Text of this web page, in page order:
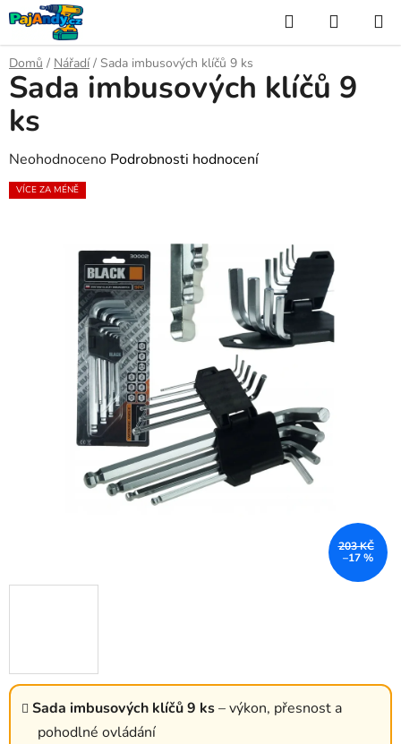
Přejít
na
obsah
Hledat
KOŠÍK
Domů / Nářadí / Sada imbusových klíčů 9 ks
Sada imbusových klíčů 9 ks– výkon, přesnost a
pohodlné ovládání
Sada imbusových klíčů 9
ks
Průměrné
hodnocení
Neohodnoceno Podrobnosti hodnocení
VÍCE ZA MÉNĚ
203 KČ
–17 %